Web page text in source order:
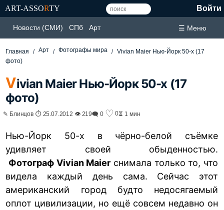
ART-ASSORTY Войти
Новости (СМИ) СПб Арт ☰ Меню
Главная Арт Фотографы мира
Vivian Maier Нью-Йорк 50-х (17
фото)
Vivian Maier Нью-Йорк 50-х (17
фото)
✎ Блинцов ⏱ 25.07.2012 👁 219🗨 0 ♡ 0⏳ 1 мин
Нью-Йорк 50-х в чёрно-белой съёмке
удивляет своей обыденностью.
Фотограф Vivian Maier снимала только то, что
видела каждый день сама. Сейчас этот
американский город будто недосягаемый
оплот цивилизации, но ещё совсем недавно он